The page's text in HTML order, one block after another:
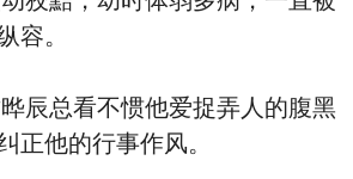
容。
辰总看不惯他爱捉弄人的腹黑
正他的行事作风。